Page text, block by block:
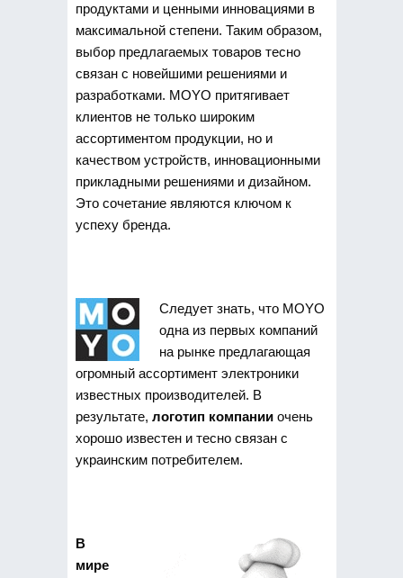
продуктами и ценными инновациями в
максимальной степени. Таким образом,
выбор предлагаемых товаров тесно
связан с новейшими решениями и
разработками. MOYО притягивает
клиентов не только широким
ассортиментом продукции, но и
качеством устройств, инновационными
прикладными решениями и дизайном.
Это сочетание являются ключом к
успеху бренда.
Следует знать, что MOYO
одна из первых компаний
на рынке предлагающая
огромный ассортимент электроники
известных производителей. В
результате, логотип компанииочень
хорошо известен и тесно связан с
украинским потребителем.
В
мире